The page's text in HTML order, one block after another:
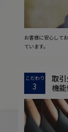
お客様に安心して
ています。
こだわり
3
取
機